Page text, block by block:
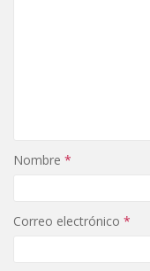
Nombre *
Correo electrónico *